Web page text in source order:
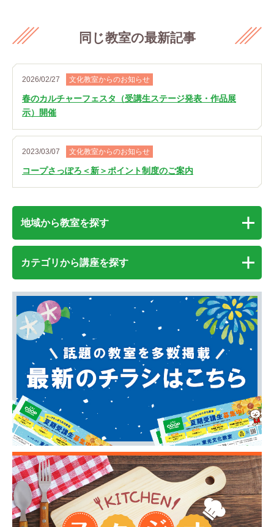
同じ教室の最新記事
2026/02/27 文化教室からのお知らせ
春のカルチャーフェスタ（受講生ステージ発表・作品展
示）開催
2023/03/07 文化教室からのお知らせ
コープさっぽろ＜新＞ポイント制度のご案内
地域から教室を探す
カテゴリから講座を探す